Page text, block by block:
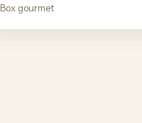
Box gourmet